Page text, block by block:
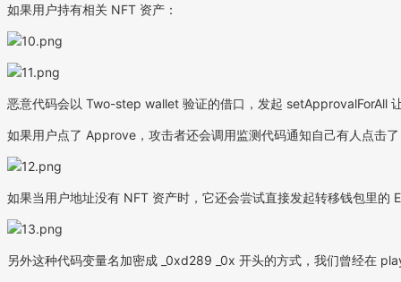
如果用户持有相关 NFT 资产：
恶意代码会以 Two-step wallet 验证的借口，发起 setApprovalForAll
如果用户点了 Approve，攻击者还会调用监测代码通知自己有人点击
如果当用户地址没有 NFT 资产时，它还会尝试直接发起转移钱包里的
另外这种代码变量名加密成 _0xd289 _0x 开头的方式，我们曾经在